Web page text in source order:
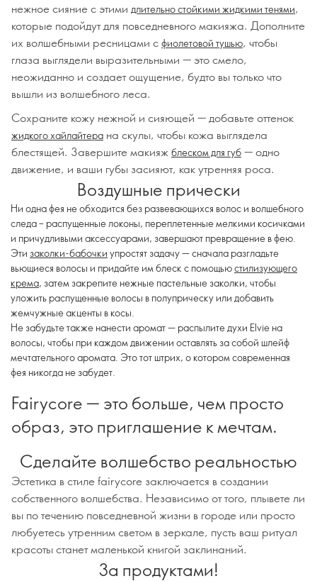
нежное сияние с этими длительно стойкими жидкими тенями,
которые подойдут для повседневного макияжа. Дополните
их волшебными ресницами с фиолетовой тушью, чтобы
глаза выглядели выразительными — это смело,
неожиданно и создает ощущение, будто вы только что
вышли из волшебного леса.
Сохраните кожу нежной и сияющей — добавьте оттенок
жидкого хайлайтера на скулы, чтобы кожа выглядела
блестящей. Завершите макияж блеском для губ — одно
движение, и ваши губы засияют, как утренняя роса.
Воздушные прически
Ни одна фея не обходится без развевающихся волос и волшебного
следа – распущенные локоны, переплетенные мелкими косичками
и причудливыми аксессуарами, завершают превращение в фею.
Эти заколки-бабочки упростят задачу — сначала разгладьте
вьющиеся волосы и придайте им блеск с помощьюстилизующего
крема, затем закрепите нежные пастельные заколки, чтобы
уложить распущенные волосы в полуприческу или добавить
жемчужные акценты в косы.
Не забудьте также нанести аромат — распылите духи Elvie на
волосы, чтобы при каждом движении оставлять за собой шлейф
мечтательного аромата. Это тот штрих, о котором современная
фея никогда не забудет.
Fairycore — это больше, чем просто
образ, это приглашение к мечтам.
Сделайте волшебство реальностью
Эстетика в стиле fairycore заключается в создании
собственного волшебства. Независимо от того, плывете ли
вы по течению повседневной жизни в городе или просто
любуетесь утренним светом в зеркале, пусть ваш ритуал
красоты станет маленькой книгой заклинаний.
За продуктами!